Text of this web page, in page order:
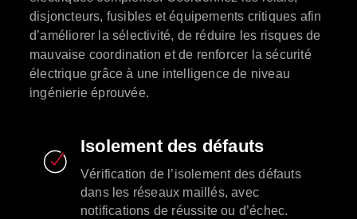
disjoncteurs, fusibles et équipements critiques afin
d’améliorer la sélectivité, de réduire les risques de
mauvaise coordination et de renforcer la sécurité
électrique grâce à une intelligence de niveau
ingénierie éprouvée.
Isolement des défauts
Vérification de l’isolement des défauts
dans les réseaux maillés, avec
notifications de réussite ou d’échec.